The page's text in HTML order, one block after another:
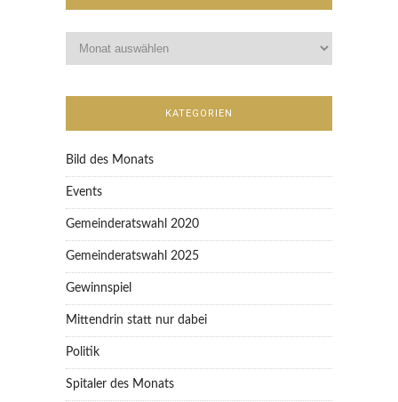
KATEGORIEN
Bild des Monats
Events
Gemeinderatswahl 2020
Gemeinderatswahl 2025
Gewinnspiel
Mittendrin statt nur dabei
Politik
Spitaler des Monats